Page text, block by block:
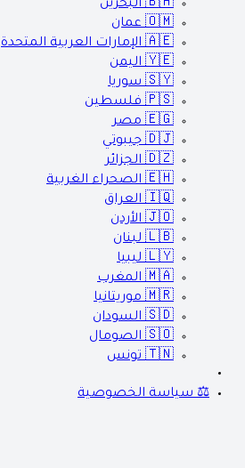
🇧🇭 البحرين
🇴🇲 عمان
🇦🇪 الإمارات العربية المتحدة
🇾🇪 اليمن
🇸🇾 سوريا
🇵🇸 فلسطين
🇪🇬 مصر
🇩🇯 جيبوتي
🇩🇿 الجزائر
🇪🇭 الصحراء الغربية
🇮🇶 العراق
🇯🇴 الأردن
🇱🇧 لبنان
🇱🇾 ليبيا
🇲🇦 المغرب
🇲🇷 موريتانيا
🇸🇩 السودان
🇸🇴 الصومال
🇹🇳 تونس
⚖️ سياسة الخصوصية